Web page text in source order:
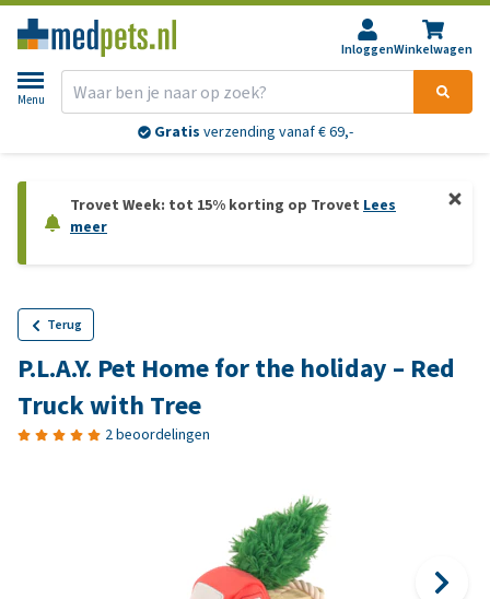
InloggenWinkelwagen
Menu
Gratis verzending vanaf € 69,-
Trovet Week: tot 15% korting op Trovet Lees
meer
Terug
P.L.A.Y. Pet Home for the holiday – Red
Truck with Tree
2 beoordelingen